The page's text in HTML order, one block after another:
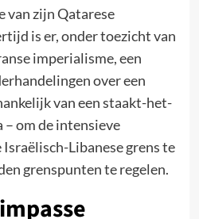
van zijn Qatarese
is er, onder toezicht van
imperialisme, een
over een
van een staakt-het-
– om de intensieve
Libanese grens te
grenspunten te regelen.